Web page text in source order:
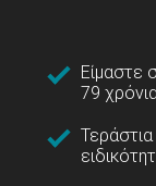
Είμαστε
79